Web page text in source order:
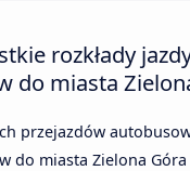
rozkłady
do miasta
przejazdów
do miasta Zielona